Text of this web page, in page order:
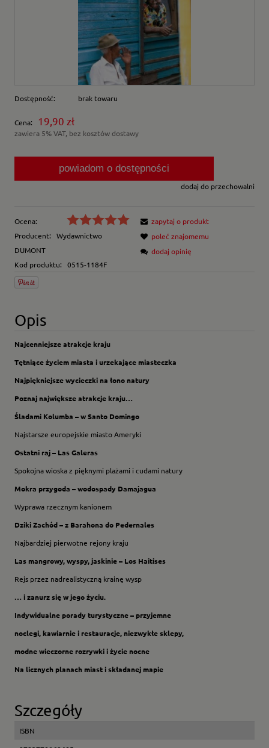
Dostępność: brak towaru
Cena: 19,90 zł
zawiera 5% VAT, bez kosztów dostawy
powiadom o dostępności
dodaj do przechowalni
Ocena:
Producent:
Wydawnictwo
DUMONT
Kod produktu:
0515-1184F
zapytaj o produkt
poleć znajomemu
dodaj opinię
Opis
Najcenniejsze atrakcje kraju
Tętniące życiem miasta i urzekające miasteczka
Najpiękniejsze wycieczki na łono natury
Poznaj największe atrakcje kraju…
Śladami Kolumba – w Santo Domingo
Najstarsze europejskie miasto Ameryki
Ostatni raj – Las Galeras
Spokojna wioska z pięknymi plażami i cudami natury
Mokra przygoda – wodospady Damajagua
Wyprawa rzecznym kanionem
Dziki Zachód – z Barahona do Pedernales
Najbardziej pierwotne rejony kraju
Las mangrowy, wyspy, jaskinie – Los Haitises
Rejs przez nadrealistyczną krainę wysp
… i zanurz się w jego życiu.
Indywidualne porady turystyczne – przyjemne
noclegi, kawiarnie i restauracje, niezwykłe sklepy,
modne wieczorne rozrywki i życie nocne
Na licznych planach miast i składanej mapie
Szczegóły
ISBN